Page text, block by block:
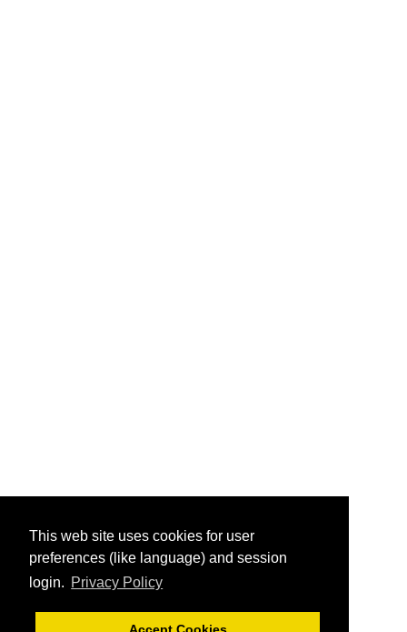
This web site uses cookies for user
preferences (like language) and session
login. Privacy Policy